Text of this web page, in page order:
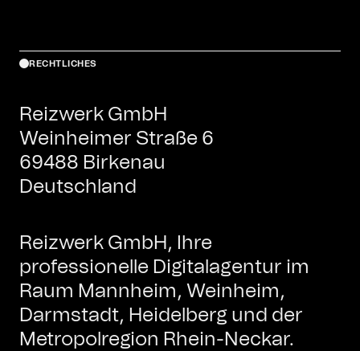
RECHTLICHES
Reizwerk GmbH
Weinheimer Straße 6
69488 Birkenau
Deutschland
Reizwerk GmbH, Ihre
professionelle Digitalagentur im
Raum Mannheim, Weinheim,
Darmstadt, Heidelberg und der
Metropolregion Rhein-Neckar.